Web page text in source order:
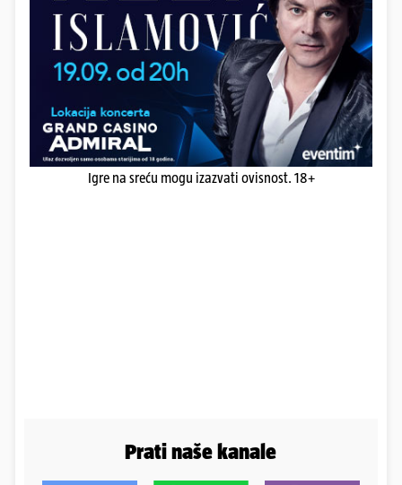
Igre na sreću mogu izazvati ovisnost. 18+
Prati naše kanale